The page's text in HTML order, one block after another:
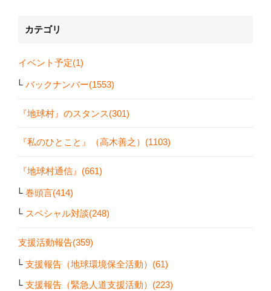
カテゴリ
イベント予定(1)
バックナンバー(1553)
『地球村』のスタンス(301)
『私のひとこと』（高木善之）(1103)
『地球村通信』(661)
巻頭言(414)
スペシャル対談(248)
支援活動報告(359)
支援報告（地球環境保全活動）(61)
支援報告（緊急人道支援活動）(223)